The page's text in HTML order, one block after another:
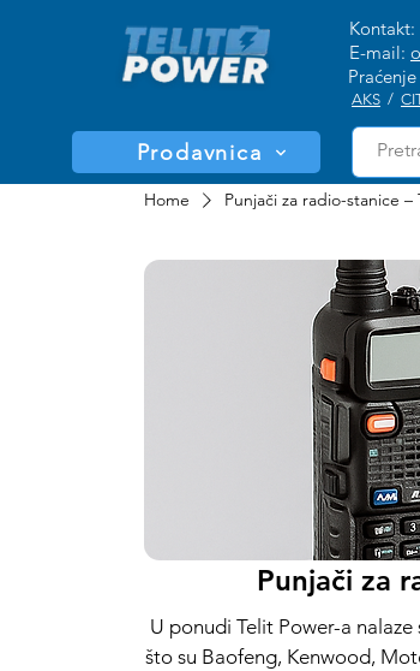
Kontakt:
E-mail:
AKS /
Prodavnica
Home Punjači za radio-stanice –
Punjači za
U ponudi Telit Power-a
što su Baofeng, Kenwood,